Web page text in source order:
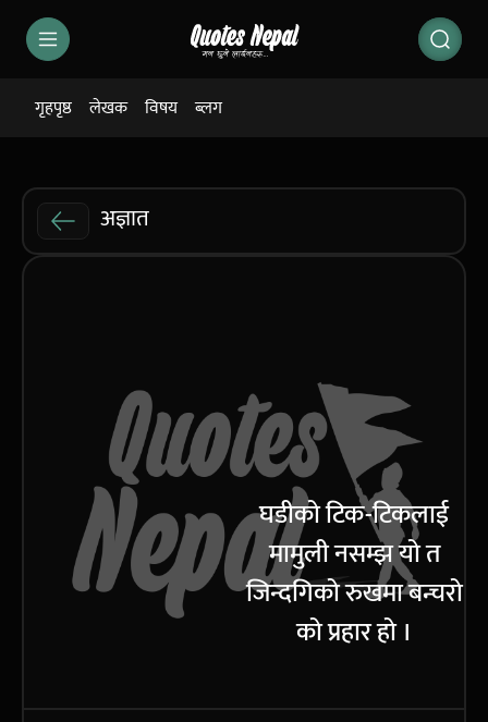
गृहपृष्ठ लेखक विषय ब्लग
अज्ञात
घडीको टिक-टिकलाई
मामुली नसम्झ यो त
जिन्दगिको रुखमा बन्चरो
को प्रहार हो ।